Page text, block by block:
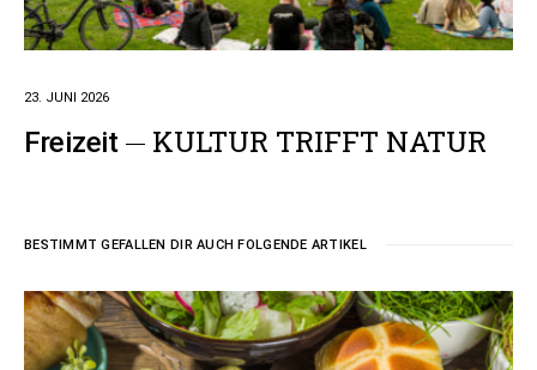
23. JUNI 2026
Freizeit KULTUR TRIFFT NATUR
BESTIMMT GEFALLEN DIR AUCH FOLGENDE ARTIKEL